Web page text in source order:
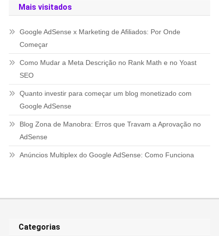
Mais visitados
Google AdSense x Marketing de Afiliados: Por Onde
Começar
Como Mudar a Meta Descrição no Rank Math e no Yoast
SEO
Quanto investir para começar um blog monetizado com
Google AdSense
Blog Zona de Manobra: Erros que Travam a Aprovação no
AdSense
Anúncios Multiplex do Google AdSense: Como Funciona
Categorias